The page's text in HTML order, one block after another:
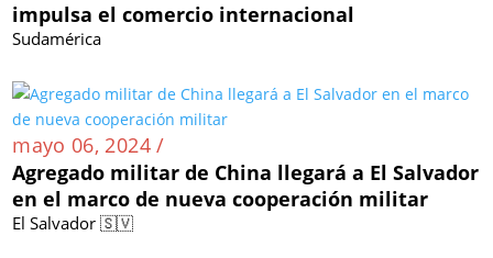
impulsa el comercio internacional
Sudamérica
mayo 06, 2024 /
Agregado militar de China llegará a El Salvador
en el marco de nueva cooperación militar
El Salvador 🇸🇻